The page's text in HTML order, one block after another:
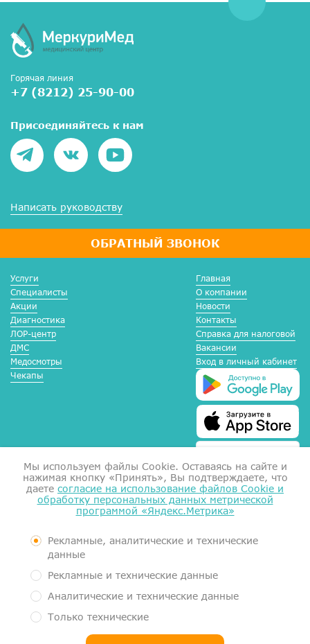
Горячая линия
+7 (8212) 25-90-00
ОБРАТНЫЙ ЗВОНОК
Присоединяйтесь к нам
Написать руководству
Услуги
Специалисты
Акции
Диагностика
ЛОР-центр
ДМС
Медосмотры
Чекапы
Главная
О компании
Новости
Контакты
Справка для налоговой
Вакансии
Вход в личный кабинет
Справка для налоговой
Документы
Контролирующие органы
Пользовательское соглашение
Политика обработки персональных данных
Медицинский центр МеркуриМед. Услуги оказывает Общество с
Мы используем файлы Сookie. Оставаясь на сайте и
нажимая кнопку «Принять», Вы подтверждаете, что
даете согласие на использование файлов Cookie и
обработку персональных данных метрической
программой «Яндекс.Метрика»
Рекламные, аналитические и технические
данные
Рекламные и технические данные
Аналитические и технические данные
Только технические